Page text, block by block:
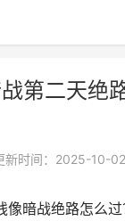
第二天绝
新时间：2025-10-02
像暗战绝路怎么